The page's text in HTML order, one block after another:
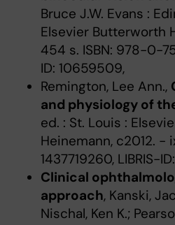
Bruce J.W. Evans :
Elsevier Butterworth
454 s. ISBN: 978-0-
ID: 10659509,
Remington, Lee Ann.,
and physiology of
ed. : St. Louis :
Heinemann, c2012. -
1437719260, LIBRIS-
Clinical
approach, Kanski,
Nischal, Ken K.;